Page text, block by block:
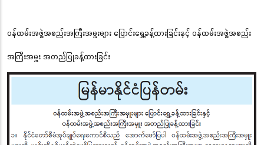
ဝန်ထမ်းအဖွဲ့အစည်းအကြီးအမှူးများ ပြောင်းရွှေ့ခန့်ထားခြင်းနှင့် ဝန်ထမ်းအဖွဲ့အစည်း
အကြီးအမှူး အတည်ပြုခန့်ထားခြင်း